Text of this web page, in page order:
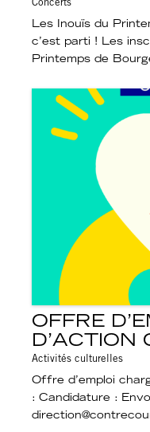
Concerts
Les Inouïs du
c’est parti ! Les
Printemps de
OFFRE
D’ACTION
Activités culturelles
Offre d’emploi
: Candidature :